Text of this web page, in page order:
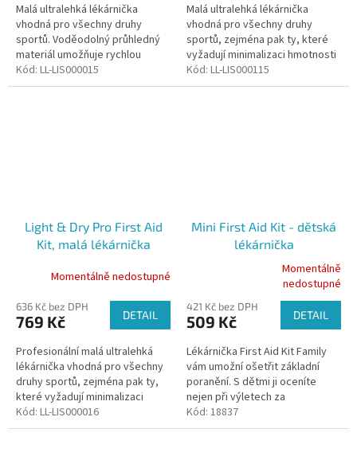
z
5
hvězdiček.
Malá ultralehká lékárnička
vhodná pro všechny druhy
sportů. Voděodolný průhledný
materiál umožňuje rychlou
orientaci v materiálu. Obsahuje
32 položek.
Kód: LL-LIS000015
z
5
hvězdiček.
Malá ultralehká lékárnička
vhodná pro všechny druhy
sportů, zejména pak ty, které
vyžadují minimalizaci hmotnosti
a velikosti. Obsahuje 16
položek.
Kód: LL-LIS000115
Light & Dry Pro First Aid
Kit, malá lékárnička
Momentálně nedostupné
636 Kč bez DPH
769 Kč DETAIL
Profesionální malá ultralehká
lékárnička vhodná pro všechny
druhy sportů, zejména pak ty,
které vyžadují minimalizaci
hmotnosti a velikosti. Obsahuje
42 položek.
Kód: LL-LIS000016
Mini First Aid Kit - dětská
lékárnička
produktu
je
z
5
hvězdiček.
Momentálně
nedostupné
421 Kč bez DPH
509 Kč DETAIL
Lékárnička First Aid Kit Family
vám umožní ošetřit základní
poranění. S dětmi ji oceníte
nejen při výletech za
dobrodružstvím.
Kód: 18837